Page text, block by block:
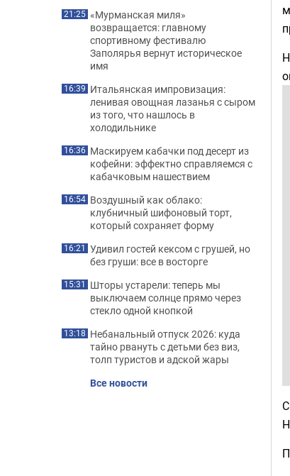
21:25 «Мурманская миля»
возвращается: главному
спортивному фестивалю
Заполярья вернут историческое
имя
16:39 Итальянская импровизация:
ленивая овощная лазанья с сыром
из того, что нашлось в
холодильнике
16:36 Маскируем кабачки под десерт из
кофейни: эффектно справляемся с
кабачковым нашествием
16:54 Воздушный как облако:
клубничный шифоновый торт,
который сохраняет форму
16:21 Удивил гостей кексом с грушей, но
без груши: все в восторге
15:31 Шторы устарели: теперь мы
выключаем солнце прямо через
стекло одной кнопкой
13:18 Небанальный отпуск 2026: куда
тайно рвануть с детьми без виз,
толп туристов и адской жары
Все новости